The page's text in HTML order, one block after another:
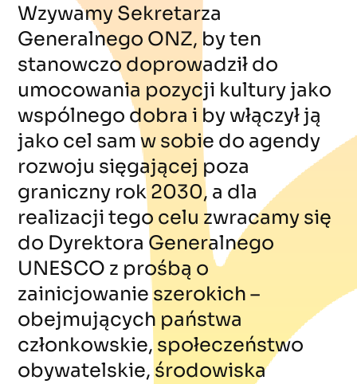
Wzywamy Sekretarza
Generalnego ONZ, by ten
stanowczo doprowadził do
umocowania pozycji kultury jako
wspólnego dobra i by włączył ją
jako cel sam w sobie do agendy
rozwoju sięgającej poza
graniczny rok 2030, a dla
realizacji tego celu zwracamy się
do Dyrektora Generalnego
UNESCO z prośbą o
zainicjowanie szerokich –
obejmujących państwa
członkowskie, społeczeństwo
obywatelskie, środowiska